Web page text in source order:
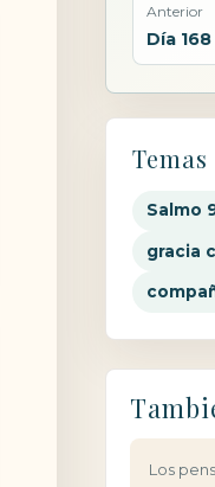
Anterior
Día 168
Temas
Salmo
gracia
Los